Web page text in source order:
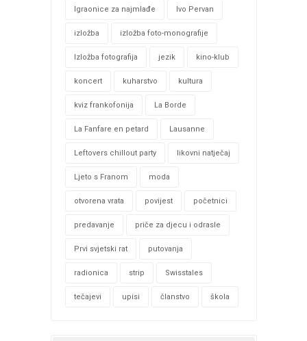
Igraonice za najmlađe Ivo Pervan
izložba izložba foto-monografije
Izložba fotografija jezik kino-klub
koncert kuharstvo kultura
kviz frankofonija La Borde
La Fanfare en petard Lausanne
Leftovers chillout party likovni natječaj
Ljeto s Franom moda
otvorena vrata povijest početnici
predavanje priče za djecu i odrasle
Prvi svjetski rat putovanja
radionica strip Swisstales
tečajevi upisi članstvo škola